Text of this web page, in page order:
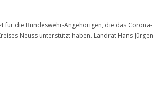
für die Bundeswehr-Angehörigen, die das Corona-
Neuss unterstützt haben. Landrat Hans-Jürgen